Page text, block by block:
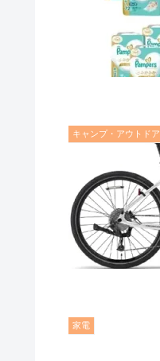
キャンプ・アウトドア
家電